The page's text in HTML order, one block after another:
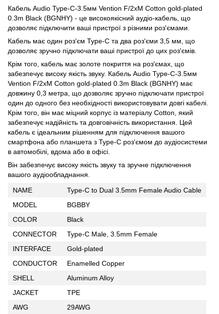
Кабель Audio Type-C-3.5мм Vention F/2xM Cotton gold-plated
0.3m Black (BGNHY) - це високоякісний аудіо-кабель, що
дозволяє підключити ваші пристрої з різними роз'ємами.
Кабель має один роз'єм Type-C та два роз'єми 3,5 мм, що
дозволяє зручно підключати ваші пристрої до цих роз'ємів.
Крім того, кабель має золоте покриття на роз'ємах, що
забезпечує високу якість звуку. Кабель Audio Type-C-3.5мм
Vention F/2xM Cotton gold-plated 0.3m Black (BGNHY) має
довжину 0,3 метра, що дозволяє зручно підключати пристрої
один до одного без необхідності використовувати довгі кабелі.
Крім того, він має міцний корпус із матеріалу Cotton, який
забезпечує надійність та довговічність використання. Цей
кабель є ідеальним рішенням для підключення вашого
смартфона або планшета з Type-C роз'ємом до аудіосистеми
в автомобілі, вдома або в офісі.
Він забезпечує високу якість звуку та зручне підключення
вашого аудіообладнання.
NAME
Type-C to Dual 3.5mm Female Audio Cable
MODEL
BGBBY
COLOR
Black
CONNECTOR
Type-C Male, 3.5mm Female
INTERFACE
Gold-plated
CONDUCTOR
Enamelled Copper
SHELL
Aluminum Alloy
JACKET
TPE
AWG
29AWG